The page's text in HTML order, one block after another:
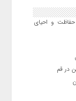
حفاظت و احیای